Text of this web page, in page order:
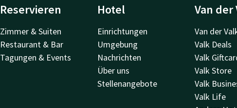
Reservieren
Zimmer & Suiten
Restaurant & Bar
Tagungen & Events
Hotel
Einrichtungen
Umgebung
Nachrichten
Über uns
Stellenangebote
Van der
Van der
Valk Deals
Valk
Valk Store
Valk
Valk Life